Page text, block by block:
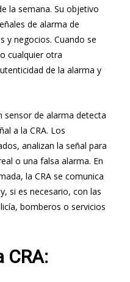
la semana. Su objetivo
de alarma de
y negocios. Cuando se
cualquier otra
de la alarma y
sensor de alarma detecta
a la CRA. Los
analizan la señal para
o una falsa alarma. En
la CRA se comunica
si es necesario, con las
bomberos o servicios
CRA: